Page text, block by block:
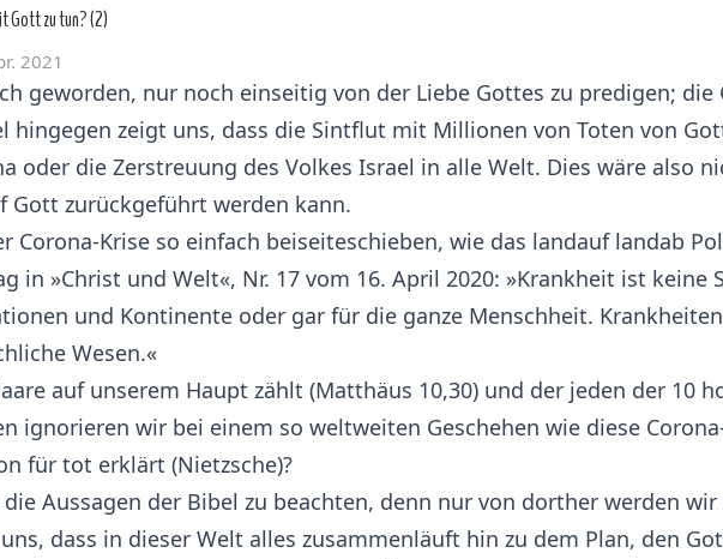
Gott zu tun? (2)
2021
geworden, nur noch einseitig von der Liebe Gottes zu predigen;
hingegen zeigt uns, dass die Sintflut mit Millionen von Toten von
oder die Zerstreuung des Volkes Israel in alle Welt. Dies wäre also
Gott zurückgeführt werden kann.
Corona-Krise so einfach beiseiteschieben, wie das landauf landab
in »Christ und Welt«, Nr. 17 vom 16. April 2020: »Krankheit ist keine
und Kontinente oder gar für die ganze Menschheit.
Wesen.«
auf unserem Haupt zählt (Matthäus 10,30) und der jeden der 10
ignorieren wir bei einem so weltweiten Geschehen wie diese
für tot erklärt (Nietzsche)?
Aussagen der Bibel zu beachten, denn nur von dorther werden
dass in dieser Welt alles zusammenläuft hin zu dem Plan, den